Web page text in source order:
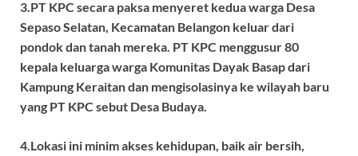
3.PT KPC secara paksa menyeret kedua warga Desa
Sepaso Selatan, Kecamatan Belangon keluar dari
pondok dan tanah mereka. PT KPC menggusur 80
kepala keluarga warga Komunitas Dayak Basap dari
Kampung Keraitan dan mengisolasinya ke wilayah baru
yang PT KPC sebut Desa Budaya.
4.Lokasi ini minim akses kehidupan, baik air bersih,